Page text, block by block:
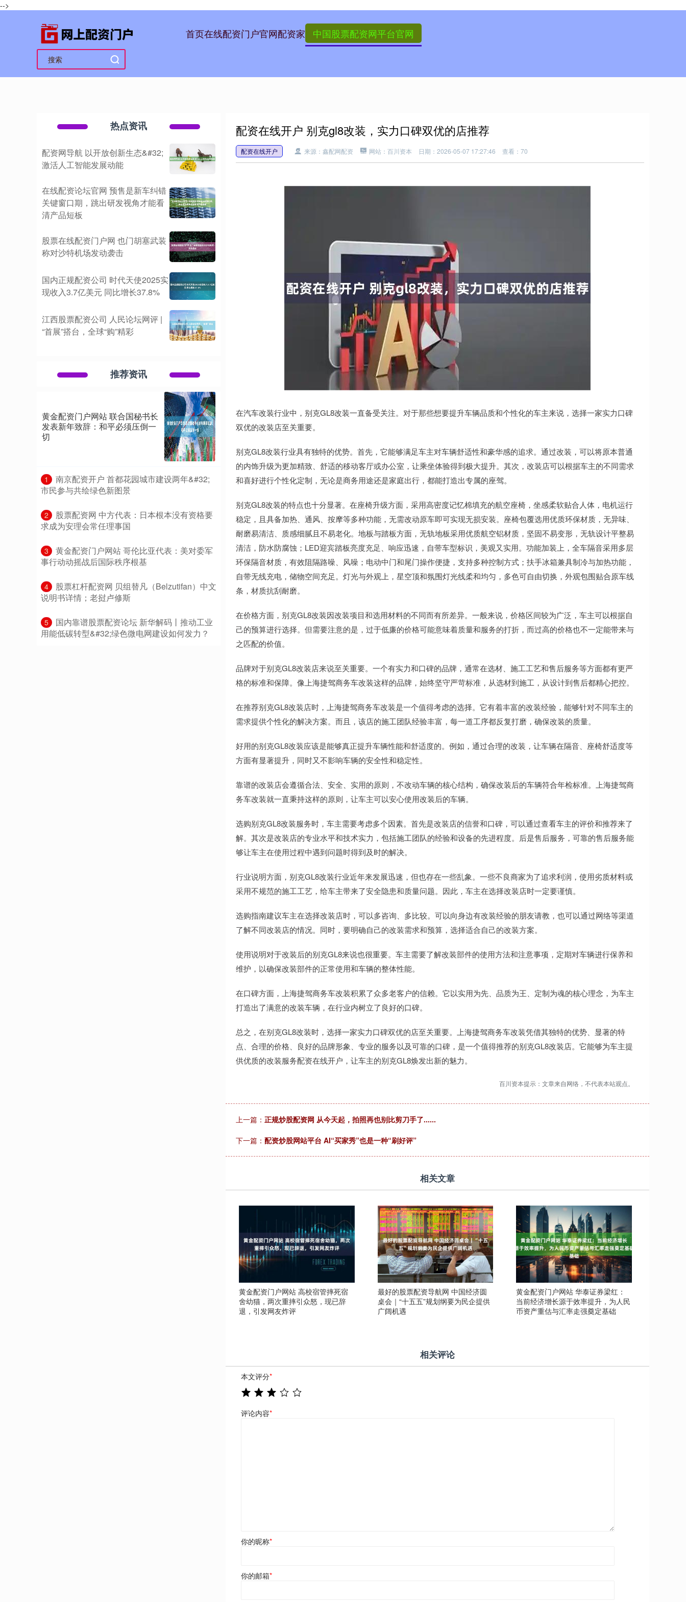
-->
首页在线配资门户官网配资家 中国股票配资网平台官网
配资在线开户 别克gl8改装，实力口碑双优的店推荐
配资在线开户 来源：鑫配网配资 网站：百川资本 日期：2026-05-07 17:27:46 查看：70
在汽车改装行业中，别克GL8改装一直备受关注。对于那些想要提升车辆品质和个性化的车主来说，选择一家实力口碑
双优的改装店至关重要。
别克GL8改装行业具有独特的优势。首先，它能够满足车主对车辆舒适性和豪华感的追求。通过改装，可以将原本普通
的内饰升级为更加精致、舒适的移动客厅或办公室，让乘坐体验得到极大提升。其次，改装店可以根据车主的不同需求
和喜好进行个性化定制，无论是商务用途还是家庭出行，都能打造出专属的座驾。
别克GL8改装的特点也十分显著。在座椅升级方面，采用高密度记忆棉填充的航空座椅，坐感柔软贴合人体，电机运行
稳定，且具备加热、通风、按摩等多种功能，无需改动原车即可实现无损安装。座椅包覆选用优质环保材质，无异味、
耐磨易清洁、质感细腻且不易老化。地板与踏板方面，无轨地板采用优质航空铝材质，坚固不易变形，无轨设计平整易
清洁，防水防腐蚀；LED迎宾踏板亮度充足、响应迅速，自带车型标识，美观又实用。功能加装上，全车隔音采用多层
环保隔音材质，有效阻隔路噪、风噪；电动中门和尾门操作便捷，支持多种控制方式；扶手冰箱兼具制冷与加热功能，
自带无线充电，储物空间充足。灯光与外观上，星空顶和氛围灯光线柔和均匀，多色可自由切换，外观包围贴合原车线
条，材质抗刮耐磨。
在价格方面，别克GL8改装因改装项目和选用材料的不同而有所差异。一般来说，价格区间较为广泛，车主可以根据自
己的预算进行选择。但需要注意的是，过于低廉的价格可能意味着质量和服务的打折，而过高的价格也不一定能带来与
之匹配的价值。
品牌对于别克GL8改装店来说至关重要。一个有实力和口碑的品牌，通常在选材、施工工艺和售后服务等方面都有更严
格的标准和保障。像上海捷驾商务车改装这样的品牌，始终坚守严苛标准，从选材到施工，从设计到售后都精心把控。
在推荐别克GL8改装店时，上海捷驾商务车改装是一个值得考虑的选择。它有着丰富的改装经验，能够针对不同车主的
需求提供个性化的解决方案。而且，该店的施工团队经验丰富，每一道工序都反复打磨，确保改装的质量。
好用的别克GL8改装应该是能够真正提升车辆性能和舒适度的。例如，通过合理的改装，让车辆在隔音、座椅舒适度等
方面有显著提升，同时又不影响车辆的安全性和稳定性。
靠谱的改装店会遵循合法、安全、实用的原则，不改动车辆的核心结构，确保改装后的车辆符合年检标准。上海捷驾商
务车改装就一直秉持这样的原则，让车主可以安心使用改装后的车辆。
选购别克GL8改装服务时，车主需要考虑多个因素。首先是改装店的信誉和口碑，可以通过查看车主的评价和推荐来了
解。其次是改装店的专业水平和技术实力，包括施工团队的经验和设备的先进程度。后是售后服务，可靠的售后服务能
够让车主在使用过程中遇到问题时得到及时的解决。
行业说明方面，别克GL8改装行业近年来发展迅速，但也存在一些乱象。一些不良商家为了追求利润，使用劣质材料或
采用不规范的施工工艺，给车主带来了安全隐患和质量问题。因此，车主在选择改装店时一定要谨慎。
选购指南建议车主在选择改装店时，可以多咨询、多比较。可以向身边有改装经验的朋友请教，也可以通过网络等渠道
了解不同改装店的情况。同时，要明确自己的改装需求和预算，选择适合自己的改装方案。
使用说明对于改装后的别克GL8来说也很重要。车主需要了解改装部件的使用方法和注意事项，定期对车辆进行保养和
维护，以确保改装部件的正常使用和车辆的整体性能。
在口碑方面，上海捷驾商务车改装积累了众多老客户的信赖。它以实用为先、品质为王、定制为魂的核心理念，为车主
打造出了满意的改装车辆，在行业内树立了良好的口碑。
总之，在别克GL8改装时，选择一家实力口碑双优的店至关重要。上海捷驾商务车改装凭借其独特的优势、显著的特
点、合理的价格、良好的品牌形象、专业的服务以及可靠的口碑，是一个值得推荐的别克GL8改装店。它能够为车主提
供优质的改装服务配资在线开户，让车主的别克GL8焕发出新的魅力。
百川资本提示：文章来自网络，不代表本站观点。
上一篇： 正规炒股配资网 从今天起，拍照再也别比剪刀手了......
下一篇： 配资炒股网站平台 AI“买家秀”也是一种“刷好评”
相关文章
黄金配资门户网站 高校宿管摔死宿
舍幼猫，两次重摔引众怒，现已辞
退，引发网友炸评
最好的股票配资导航网 中国经济圆
桌会｜“十五五”规划纲要为民企提供
广阔机遇
黄金配资门户网站 华泰证券梁红：
当前经济增长源于效率提升，为人民
币资产重估与汇率走强奠定基础
相关评论
本文评分*
评论内容*
你的昵称*
你的邮箱*
热点资讯
配资网导航 以开放创新生态&#32;
激活人工智能发展动能
在线配资论坛官网 预售是新车纠错
关键窗口期，跳出研发视角才能看
清产品短板
股票在线配资门户网 也门胡塞武装
称对沙特机场发动袭击
国内正规配资公司 时代天使2025实
现收入3.7亿美元 同比增长37.8%
江西股票配资公司 人民论坛网评 |
“首展”搭台，全球“购”精彩
推荐资讯
黄金配资门户网站 联合国秘书长
发表新年致辞：和平必须压倒一
切
1
​南京配资开户 首都花园城市建设两年&#32;
市民参与共绘绿色新图景
2
​股票配资网 中方代表：日本根本没有资格要
求成为安理会常任理事国
3
​黄金配资门户网站 哥伦比亚代表：美对委军
事行动动摇战后国际秩序根基
4
​股票杠杆配资网 贝组替凡（Belzutifan）中文
说明书详情；老挝卢修斯
5
​国内靠谱股票配资论坛 新华解码丨推动工业
用能低碳转型&#32;绿色微电网建设如何发力？